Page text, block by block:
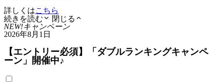
詳しくはこちら
続きを読む
閉じる
NEW!キャンペーン
2026年8月1日
【エントリー必須】「ダブルランキングキャンペ
ーン」開催中♪